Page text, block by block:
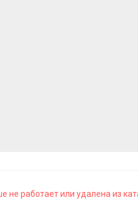
не работает или удалена из